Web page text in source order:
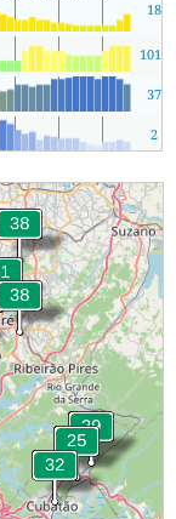
18
1012
37
2